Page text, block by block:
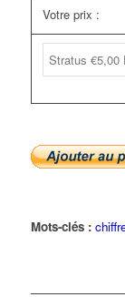
Votre prix :
Mots-clés :